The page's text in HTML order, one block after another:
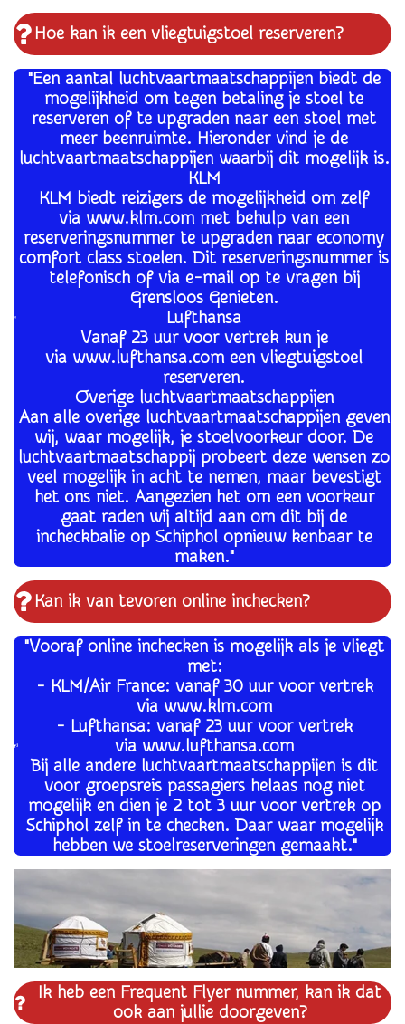
Hoe kan ik een vliegtuigstoel reserveren?
"Een aantal luchtvaartmaatschappijen biedt de
mogelijkheid om tegen betaling je stoel te
reserveren of te upgraden naar een stoel met
meer beenruimte. Hieronder vind je de
luchtvaartmaatschappijen waarbij dit mogelijk is.
KLM
KLM biedt reizigers de mogelijkheid om zelf
via www.klm.com met behulp van een
reserveringsnummer te upgraden naar economy
comfort class stoelen. Dit reserveringsnummer is
telefonisch of via e-mail op te vragen bij
Grensloos Genieten.
Lufthansa
Vanaf 23 uur voor vertrek kun je
via www.lufthansa.com een vliegtuigstoel
reserveren.
Overige luchtvaartmaatschappijen
Aan alle overige luchtvaartmaatschappijen geven
wij, waar mogelijk, je stoelvoorkeur door. De
luchtvaartmaatschappij probeert deze wensen zo
veel mogelijk in acht te nemen, maar bevestigt
het ons niet. Aangezien het om een voorkeur
gaat raden wij altijd aan om dit bij de
incheckbalie op Schiphol opnieuw kenbaar te
maken."
Kan ik van tevoren online inchecken?
"Vooraf online inchecken is mogelijk als je vliegt
met:
- KLM/Air France: vanaf 30 uur voor vertrek
via www.klm.com
- Lufthansa: vanaf 23 uur voor vertrek
via www.lufthansa.com
Bij alle andere luchtvaartmaatschappijen is dit
voor groepsreis passagiers helaas nog niet
mogelijk en dien je 2 tot 3 uur voor vertrek op
Schiphol zelf in te checken. Daar waar mogelijk
hebben we stoelreserveringen gemaakt."
Ik heb een Frequent Flyer nummer, kan ik dat
ook aan jullie doorgeven?